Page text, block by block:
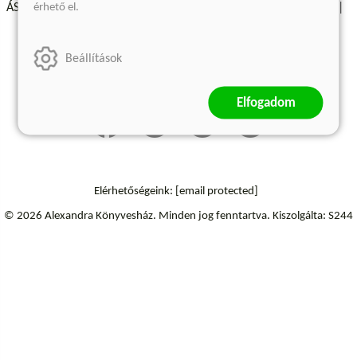
ÁSZF - Vásárlási feltételek
Szállítási információk
Elérhetőségeink: [email protected]
© 2026 Alexandra Könyvesház. Minden jog fenntartva. Kiszolgálta: S244
érhető el.
Beállítások
Elfogadom